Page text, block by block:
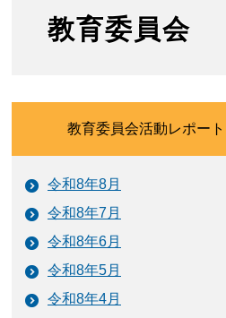
教育委員会
教育委員会活動レポート
令和8年8月
令和8年7月
令和8年6月
令和8年5月
令和8年4月